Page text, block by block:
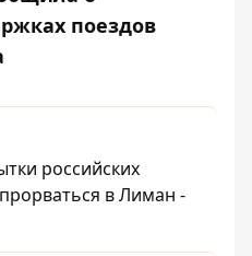
поездов
российских
в Лиман -